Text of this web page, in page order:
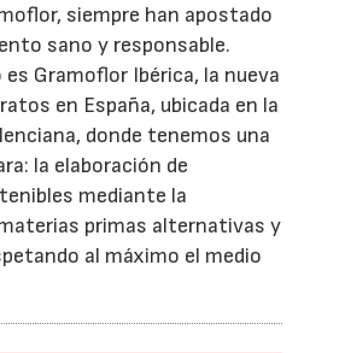
siempre han apostado
sano y responsable.
es Gramoflor Ibérica, la nueva
en España, ubicada en la
donde tenemos una
la elaboración de
mediante la
primas alternativas y
al máximo el medio